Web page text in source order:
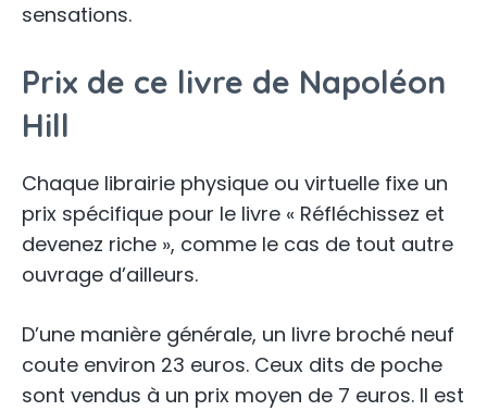
sensations.
Prix de ce livre de Napoléon
Hill
Chaque librairie physique ou virtuelle fixe un
prix spécifique pour le livre « Réfléchissez et
devenez riche », comme le cas de tout autre
ouvrage d’ailleurs.
D’une manière générale, un livre broché neuf
coute environ 23 euros. Ceux dits de poche
sont vendus à un prix moyen de 7 euros. Il est